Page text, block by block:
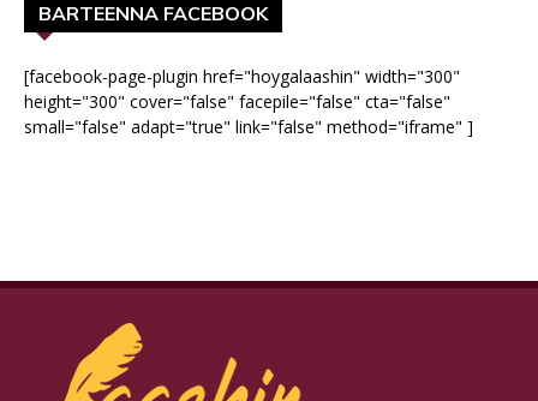
BARTEENNA FACEBOOK
[facebook-page-plugin href="hoygalaashin" width="300"
height="300" cover="false" facepile="false" cta="false"
small="false" adapt="true" link="false" method="iframe" ]